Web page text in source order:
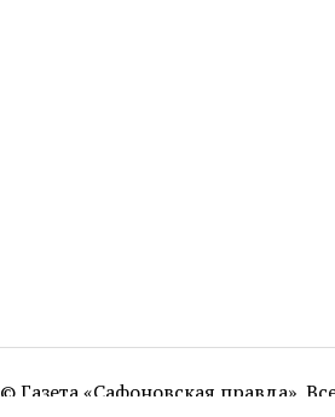
© Газета «Сафоновская правда».